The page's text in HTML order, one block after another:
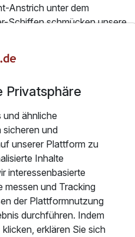
Anstrich unter dem
Schiffen schmücken unsere
und verleihen
Charakter.
verfügt unser Hotel
In allen Zimmern finden Sie
W-LAN, Satelliten-TV,
und ein
Darüber hinaus
und
1.000 Personen, die den
oder Feierlichkeit
Privatsphäre
ähnliche
sicheren und
unserer Plattform zu
Inhalte
interessenbasierte
messen und Tracking
der Plattformnutzung
durchführen. Indem
erklären Sie sich